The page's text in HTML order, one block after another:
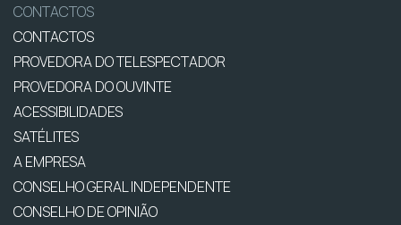
CONTACTOS
CONTACTOS
PROVEDORA DO TELESPECTADOR
PROVEDORA DO OUVINTE
ACESSIBILIDADES
SATÉLITES
A EMPRESA
CONSELHO GERAL INDEPENDENTE
CONSELHO DE OPINIÃO